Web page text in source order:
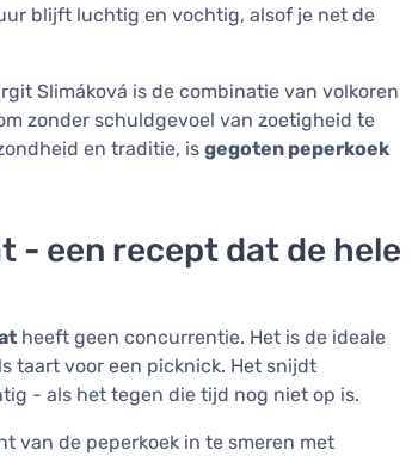
blijft luchtig en vochtig, alsof je net de
Slimáková is de combinatie van volkoren
zonder schuldgevoel van zoetigheid te
en traditie, is gegoten peperkoek
- een recept dat de hele
heeft geen concurrentie. Het is de ideale
taart voor een picknick. Het snijdt
- als het tegen die tijd nog niet op is.
van de peperkoek in te smeren met